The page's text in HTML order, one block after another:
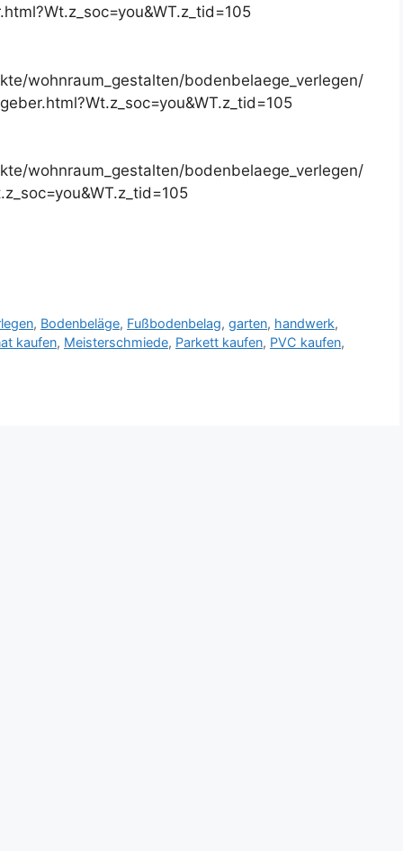
wohnraum_gestalten/bodenbelaege_verlegen/
wohnraum_gestalten/bodenbelaege_verlegen/
, Bodenbeläge, Fußbodenbelag,garten, handwerk,
kaufen, Meisterschmiede, Parkett kaufen, PVC kaufen,